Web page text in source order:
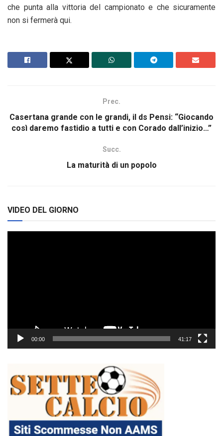
che punta alla vittoria del campionato e che sicuramente
non si fermerà qui.
Prec.
Casertana grande con le grandi, il ds Pensi: “Giocando
così daremo fastidio a tutti e con Corado dall’inizio…”
Succ.
La maturità di un popolo
VIDEO DEL GIORNO
00:00 41:17